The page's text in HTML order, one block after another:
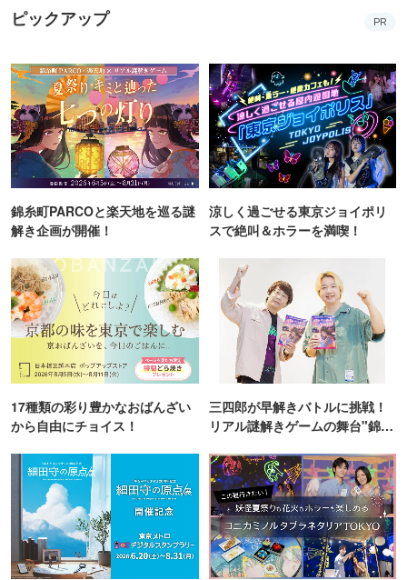
ピックアップ PR
錦糸町PARCOと楽天地を巡る謎
解き企画が開催！
涼しく過ごせる東京ジョイポリ
スで絶叫＆ホラーを満喫！
17種類の彩り豊かなおばんざい
から自由にチョイス！
三四郎が早解きバトルに挑戦！
リアル謎解きゲームの舞台"錦糸